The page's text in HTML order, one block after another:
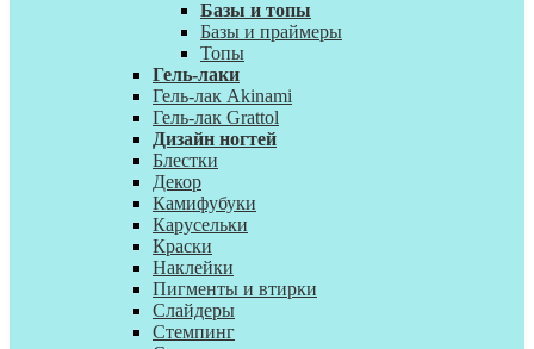
Базы и топы
Базы и праймеры
Топы
Гель-лаки
Гель-лак Akinami
Гель-лак Grattol
Дизайн ногтей
Блестки
Декор
Камифубуки
Карусельки
Краски
Наклейки
Пигменты и втирки
Слайдеры
Стемпинг